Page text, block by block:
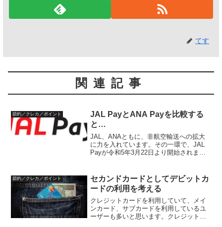
てす
関連記事
節約／クレカ／ポイント
JAL PayとANA Payを比較する
と…
JAL、ANAともに、非航空輸送への拡大
に力を入れています。その一環で、JAL
Payが令和5年3月22日より開始されま
れているJAL Global WAL...
節約／クレカ／ポイント
セカンドカードとしてデビットカ
ードの利用を考える
クレジットカードを利用していて、メイ
ンカード、サブカードを利用しているユ
ーザーも多いと思います。クレジットカ